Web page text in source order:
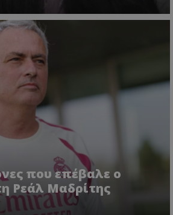
που επέβαλε ο
Ρεάλ Μαδρίτης